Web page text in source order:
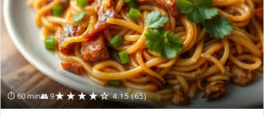
⏱ 60 min👥 9★★★★☆ 4.15 (65)